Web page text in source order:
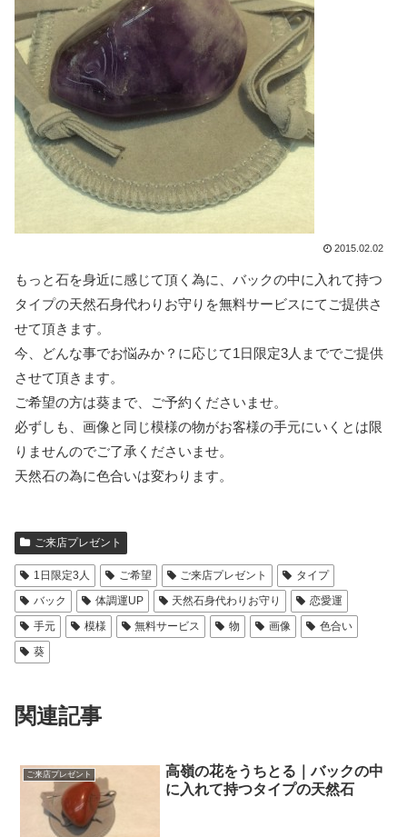
2015.02.02
もっと石を身近に感じて頂く為に、バックの中に入れて持つ
タイプの天然石身代わりお守りを無料サービスにてご提供さ
せて頂きます。
今、どんな事でお悩みか？に応じて1日限定3人まででご提供
させて頂きます。
ご希望の方は葵まで、ご予約くださいませ。
必ずしも、画像と同じ模様の物がお客様の手元にいくとは限
りませんのでご了承くださいませ。
天然石の為に色合いは変わります。
ご来店プレゼント
1日限定3人 ご希望 ご来店プレゼント
タイプ
バック
体調運UP 天然石身代わりお守り
恋愛運
手元
模様 無料サービス 物 画像
色合い
葵
関連記事
ご来店プレゼント
高嶺の花をうちとる｜バックの中
に入れて持つタイプの天然石